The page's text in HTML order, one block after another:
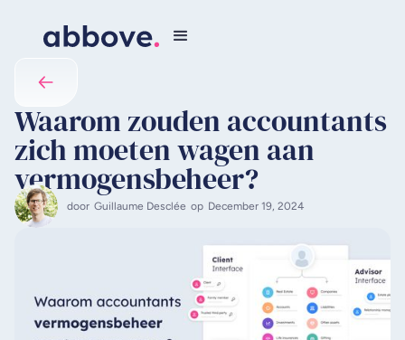
Waarom zouden accountants
zich moeten wagen aan
vermogensbeheer?
door Guillaume Desclée op December 19, 2024